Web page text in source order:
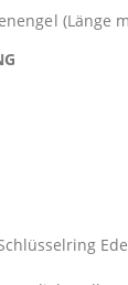
(Länge